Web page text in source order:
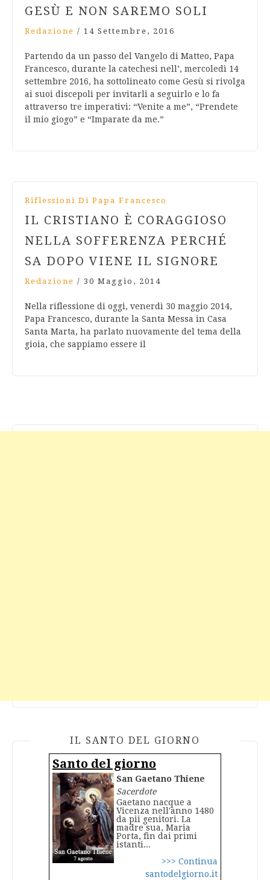
GESÙ E NON SAREMO SOLI
Redazione / 14 Settembre, 2016
Partendo da un passo del Vangelo di Matteo, Papa
Francesco, durante la catechesi nell’, mercoledì 14
settembre 2016, ha sottolineato come Gesù si rivolga
ai suoi discepoli per invitarli a seguirlo e lo fa
attraverso tre imperativi: “Venite a me”, “Prendete
il mio giogo” e “Imparate da me.”
Riflessioni Di Papa Francesco
IL CRISTIANO È CORAGGIOSO
NELLA SOFFERENZA PERCHÉ
SA DOPO VIENE IL SIGNORE
Redazione / 30 Maggio, 2014
Nella riflessione di oggi, venerdì 30 maggio 2014,
Papa Francesco, durante la Santa Messa in Casa
Santa Marta, ha parlato nuovamente del tema della
gioia, che sappiamo essere il
IL SANTO DEL GIORNO
Santo del giorno
San Gaetano Thiene
Sacerdote
Gaetano nacque a
Vicenza nell'anno 1480
da pii genitori. La
madre sua, Maria
Porta, fin dai primi
istanti...
>>> Continua
santodelgiorno.it